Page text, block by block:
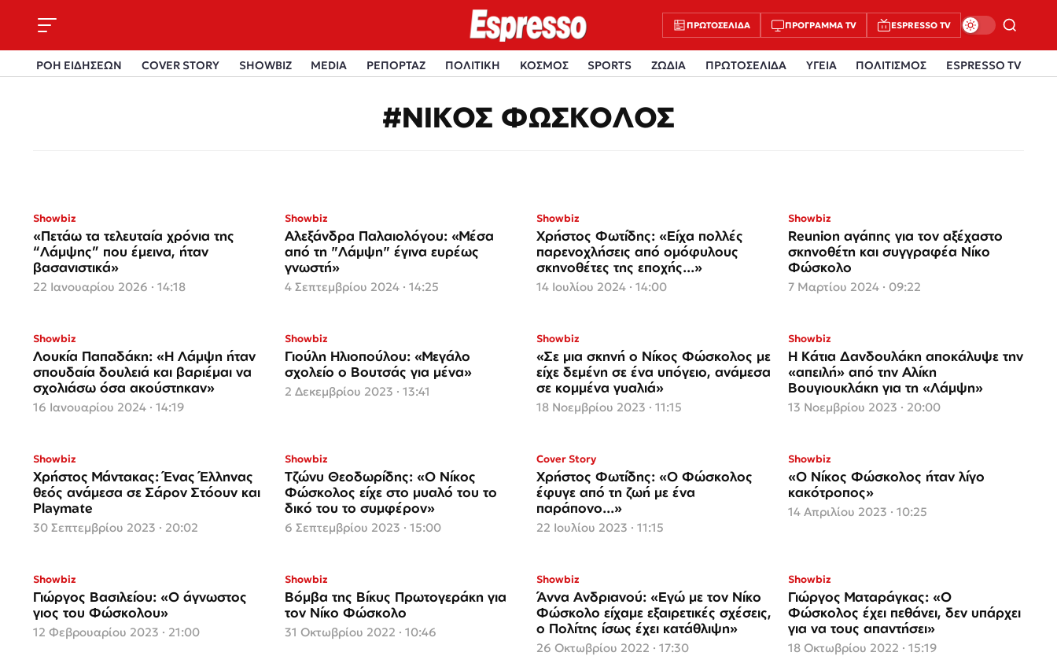
ΠΡΩΤΟΣΈΛΙΔΑ ΠΡΌΓΡΑΜΜΑ TV ESPRESSO TV
ΡΟΗ ΕΙΔΗΣΕΩΝ COVER STORY SHOWBIZ MEDIA ΡΕΠΟΡΤΑΖ ΠΟΛΙΤΙΚΗ ΚΟΣΜΟΣ SPORTS ΖΩΔΙΑ ΠΡΩΤΟΣΕΛΙΔΑ ΥΓΕΙΑ ΠΟΛΙΤΙΣΜΟΣ ESPRESSO TV
#ΝΙΚΟΣ ΦΩΣΚΟΛΟΣ
Showbiz
«Πετάω τα τελευταία χρόνια της
“Λάμψης” που έμεινα, ήταν
βασανιστικά»
22 Ιανουαρίου 2026 · 14:18
Showbiz
Αλεξάνδρα Παλαιολόγου: «Mέσα
από τη "Λάμψη" έγινα ευρέως
γνωστή»
4 Σεπτεμβρίου 2024 · 14:25
Showbiz
Χρήστος Φωτίδης: «Είχα πολλές
παρενοχλήσεις από ομόφυλους
σκηνοθέτες της εποχής...»
14 Ιουλίου 2024 · 14:00
Showbiz
Reunion αγάπης για τον αξέχαστο
σκηνοθέτη και συγγραφέα Νίκο
Φώσκολο
7 Μαρτίου 2024 · 09:22
Showbiz
Λουκία Παπαδάκη: «Η Λάμψη ήταν
σπουδαία δουλειά και βαριέμαι να
σχολιάσω όσα ακούστηκαν»
16 Ιανουαρίου 2024 · 14:19
Showbiz
Γιούλη Ηλιοπούλου: «Μεγάλο
σχολείο ο Βουτσάς για μένα»
2 Δεκεμβρίου 2023 · 13:41
Showbiz
«Σε μια σκηνή ο Νίκος Φώσκολος με
είχε δεμένη σε ένα υπόγειο, ανάμεσα
σε κομμένα γυαλιά»
18 Νοεμβρίου 2023 · 11:15
Showbiz
H Κάτια Δανδουλάκη αποκάλυψε την
«απειλή» από την Αλίκη
Βουγιουκλάκη για τη «Λάμψη»
13 Νοεμβρίου 2023 · 20:00
Showbiz
Χρήστος Μάντακας: Ένας Έλληνας
θεός ανάμεσα σε Σάρον Στόουν και
Playmate
30 Σεπτεμβρίου 2023 · 20:02
Showbiz
Τζώνυ Θεοδωρίδης: «Ο Νίκος
Φώσκολος είχε στο μυαλό του το
δικό του το συμφέρον»
6 Σεπτεμβρίου 2023 · 15:00
Cover Story
Χρήστος Φωτίδης: «Ο Φώσκολος
έφυγε από τη ζωή με ένα
παράπονο...»
22 Ιουλίου 2023 · 11:15
Showbiz
«Ο Νίκος Φώσκολος ήταν λίγο
κακότροπος»
14 Απριλίου 2023 · 10:25
Showbiz
Γιώργος Βασιλείου: «Ο άγνωστος
γιος του Φώσκολου»
12 Φεβρουαρίου 2023 · 21:00
Showbiz
Βόμβα της Βίκυς Πρωτογεράκη για
τον Νίκο Φώσκολο
31 Οκτωβρίου 2022 · 10:46
Showbiz
Άννα Ανδριανού: «Εγώ με τον Νίκο
Φώσκολο είχαμε εξαιρετικές σχέσεις,
ο Πολίτης ίσως έχει κατάθλιψη»
26 Οκτωβρίου 2022 · 17:30
Showbiz
Γιώργος Ματαράγκας: «Ο
Φώσκολος έχει πεθάνει, δεν υπάρχει
για να τους απαντήσει»
18 Οκτωβρίου 2022 · 15:19